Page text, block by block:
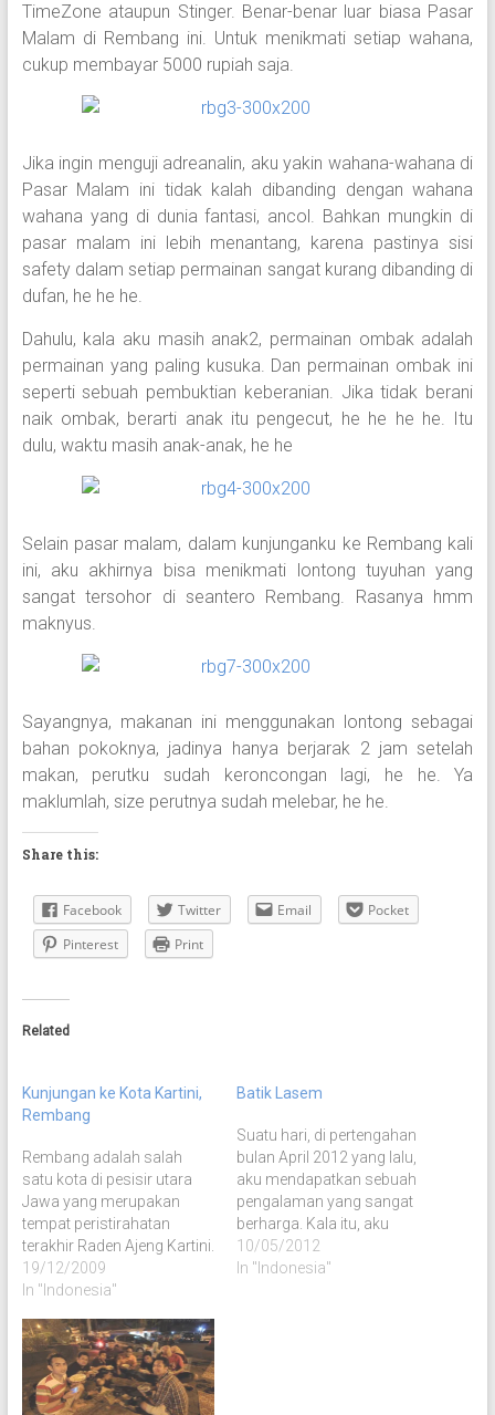
TimeZone ataupun Stinger. Benar-benar luar biasa Pasar
Malam di Rembang ini. Untuk menikmati setiap wahana,
cukup membayar 5000 rupiah saja.
Jika ingin menguji adreanalin, aku yakin wahana-wahana di
Pasar Malam ini tidak kalah dibanding dengan wahana
wahana yang di dunia fantasi, ancol. Bahkan mungkin di
pasar malam ini lebih menantang, karena pastinya sisi
safety dalam setiap permainan sangat kurang dibanding di
dufan, he he he.
Dahulu, kala aku masih anak2, permainan ombak adalah
permainan yang paling kusuka. Dan permainan ombak ini
seperti sebuah pembuktian keberanian. Jika tidak berani
naik ombak, berarti anak itu pengecut, he he he he. Itu
dulu, waktu masih anak-anak, he he
Selain pasar malam, dalam kunjunganku ke Rembang kali
ini, aku akhirnya bisa menikmati lontong tuyuhan yang
sangat tersohor di seantero Rembang. Rasanya hmm
maknyus.
Sayangnya, makanan ini menggunakan lontong sebagai
bahan pokoknya, jadinya hanya berjarak 2 jam setelah
makan, perutku sudah keroncongan lagi, he he. Ya
maklumlah, size perutnya sudah melebar, he he.
Share this:
Facebook Twitter Email
Pocket
Pinterest
Print
Related
Kunjungan ke Kota Kartini,
Rembang
Rembang adalah salah
satu kota di pesisir utara
Jawa yang merupakan
tempat peristirahatan
terakhir Raden Ajeng Kartini.
Tidak salah jika kota ini
sangat kental dengan nama
Kartini, Balai Kartini hingga
pantai Kartini. Aku bisa
dibilang beruntung
mendapatkan kesempatan
19/12/2009
In "Indonesia"
Batik Lasem
Suatu hari, di pertengahan
bulan April 2012 yang lalu,
aku mendapatkan sebuah
pengalaman yang sangat
berharga. Kala itu, aku
tengah ditugaskan selama
3 hari di kota Rembang.
10/05/2012
In "Indonesia"